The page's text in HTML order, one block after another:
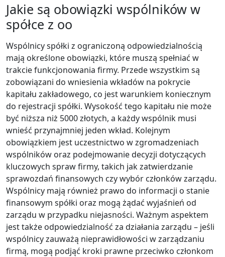
Jakie są obowiązki wspólników w
spółce z oo
Wspólnicy spółki z ograniczoną odpowiedzialnością
mają określone obowiązki, które muszą spełniać w
trakcie funkcjonowania firmy. Przede wszystkim są
zobowiązani do wniesienia wkładów na pokrycie
kapitału zakładowego, co jest warunkiem koniecznym
do rejestracji spółki. Wysokość tego kapitału nie może
być niższa niż 5000 złotych, a każdy wspólnik musi
wnieść przynajmniej jeden wkład. Kolejnym
obowiązkiem jest uczestnictwo w zgromadzeniach
wspólników oraz podejmowanie decyzji dotyczących
kluczowych spraw firmy, takich jak zatwierdzanie
sprawozdań finansowych czy wybór członków zarządu.
Wspólnicy mają również prawo do informacji o stanie
finansowym spółki oraz mogą żądać wyjaśnień od
zarządu w przypadku niejasności. Ważnym aspektem
jest także odpowiedzialność za działania zarządu – jeśli
wspólnicy zauważą nieprawidłowości w zarządzaniu
firmą, mogą podjąć kroki prawne przeciwko członkom